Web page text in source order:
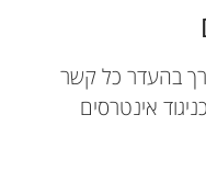
בהעדר כל קשר
אינטרסים